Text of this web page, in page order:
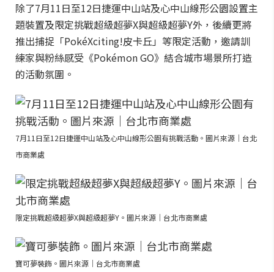
除了7月11日至12日捷運中山站及心中山線形公園設置主
題裝置及限定挑戰超級超夢X與超級超夢Y外，後續更將
推出捕捉「PokéXciting!皮卡丘」等限定活動，邀請訓
練家與粉絲感受《Pokémon GO》結合城市場景所打造
的活動氛圍。
7月11日至12日捷運中山站及心中山線形公園有挑戰活動。圖片來源｜台北
市商業處
限定挑戰超級超夢X與超級超夢Y。圖片來源｜台北市商業處
寶可夢裝飾。圖片來源｜台北市商業處